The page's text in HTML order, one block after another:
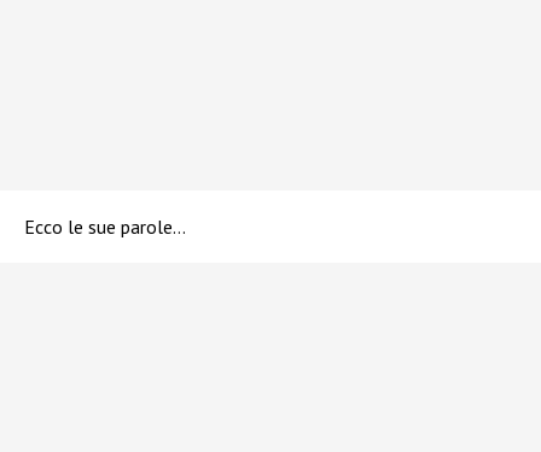
Ecco le sue parole…